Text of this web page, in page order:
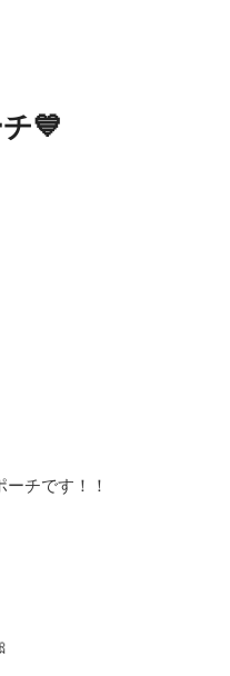
💙
チです！！